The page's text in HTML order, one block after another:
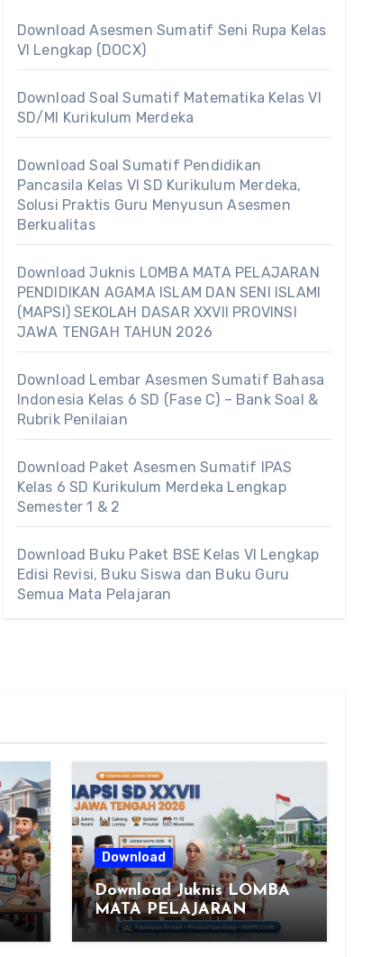
Download Asesmen Sumatif Seni Rupa Kelas
VI Lengkap (DOCX)
Download Soal Sumatif Matematika Kelas VI
SD/MI Kurikulum Merdeka
Download Soal Sumatif Pendidikan
Pancasila Kelas VI SD Kurikulum Merdeka,
Solusi Praktis Guru Menyusun Asesmen
Berkualitas
Download Juknis LOMBA MATA PELAJARAN
PENDIDIKAN AGAMA ISLAM DAN SENI ISLAMI
(MAPSI) SEKOLAH DASAR XXVII PROVINSI
JAWA TENGAH TAHUN 2026
Download Lembar Asesmen Sumatif Bahasa
Indonesia Kelas 6 SD (Fase C) – Bank Soal &
Rubrik Penilaian
Download Paket Asesmen Sumatif IPAS
Kelas 6 SD Kurikulum Merdeka Lengkap
Semester 1 & 2
Download Buku Paket BSE Kelas VI Lengkap
Edisi Revisi, Buku Siswa dan Buku Guru
Semua Mata Pelajaran
Download
Download Juknis LOMBA
MATA PELAJARAN
PENDIDIKAN AGAMA
ISLAM DAN SENI ISLAMI